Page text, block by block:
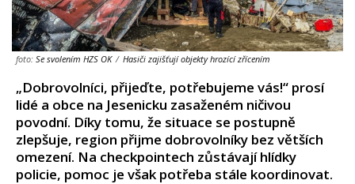
foto: Se svolením HZS OK / Hasiči zajišťují objekty hrozící zřícením
„Dobrovolníci, přijeďte, potřebujeme vás!“ prosí
lidé a obce na Jesenicku zasaženém ničivou
povodní. Díky tomu, že situace se postupně
zlepšuje, region přijme dobrovolníky bez větších
omezení. Na checkpointech zůstávají hlídky
policie, pomoc je však potřeba stále koordinovat.